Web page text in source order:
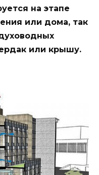
на этапе
или дома, так
или крышу.